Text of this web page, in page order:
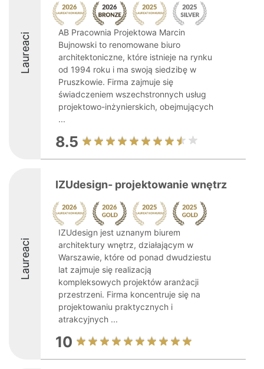
Laureaci
AB Pracownia Projektowa Marcin
Bujnowski to renomowane biuro
architektoniczne, które istnieje na rynku
od 1994 roku i ma swoją siedzibę w
Pruszkowie. Firma zajmuje się
świadczeniem wszechstronnych usług
projektowo-inżynierskich, obejmujących
...
8.5
Laureaci
IZUdesign- projektowanie wnętrz
IZUdesign jest uznanym biurem
architektury wnętrz, działającym w
Warszawie, które od ponad dwudziestu
lat zajmuje się realizacją
kompleksowych projektów aranżacji
przestrzeni. Firma koncentruje się na
projektowaniu praktycznych i
atrakcyjnych ...
10